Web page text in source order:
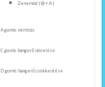
Zenemód ( @ + A )
A gomb: némítás
C gomb: hangerő növelése
D gomb: hangerő csökkentése